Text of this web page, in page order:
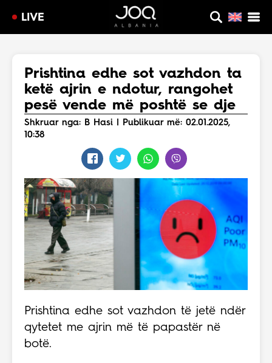
LIVE
Prishtina edhe sot vazhdon ta
ketë ajrin e ndotur, rangohet
pesë vende më poshtë se dje
Shkruar nga: B Hasi | Publikuar më: 02.01.2025,
10:38
Prishtina edhe sot vazhdon të jetë ndër
qytetet me ajrin më të papastër në
botë.